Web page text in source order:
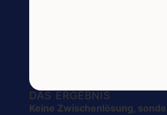
DAS ERGEBNIS
Keine Zwischenlösung,